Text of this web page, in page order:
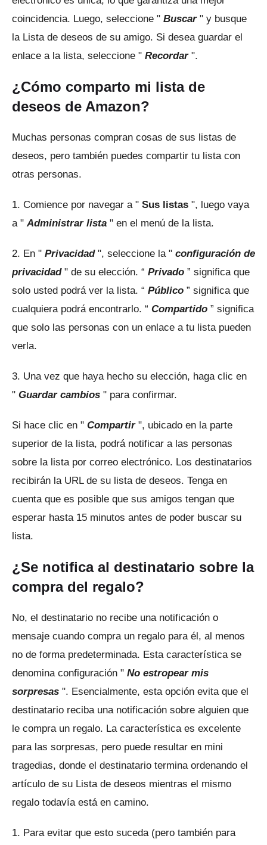
coincidencia. Luego, seleccione " Buscar" y busque
la Lista de deseos de su amigo. Si desea guardar el
enlace a la lista, seleccione " Recordar".
¿Cómo comparto mi lista de
deseos de Amazon?
Muchas personas compran cosas de sus listas de
deseos, pero también puedes compartir tu lista con
otras personas.
1. Comience por navegar a " Sus listas ", luego vaya
a "Administrar lista " en el menú de la lista.
2. En " Privacidad", seleccione la " configuración de
privacidad" de su elección. “ Privado ” significa que
solo usted podrá ver la lista. “ Público ” significa que
cualquiera podrá encontrarlo. “ Compartido ” significa
que solo las personas con un enlace a tu lista pueden
verla.
3. Una vez que haya hecho su elección, haga clic en
" Guardar cambios " para confirmar.
Si hace clic en " Compartir", ubicado en la parte
superior de la lista, podrá notificar a las personas
sobre la lista por correo electrónico. Los destinatarios
recibirán la URL de su lista de deseos. Tenga en
cuenta que es posible que sus amigos tengan que
esperar hasta 15 minutos antes de poder buscar su
lista.
¿Se notifica al destinatario sobre la
compra del regalo?
No, el destinatario no recibe una notificación o
mensaje cuando compra un regalo para él, al menos
no de forma predeterminada. Esta característica se
denomina configuración " No estropear mis
sorpresas ". Esencialmente, esta opción evita que el
destinatario reciba una notificación sobre alguien que
le compra un regalo. La característica es excelente
para las sorpresas, pero puede resultar en mini
tragedias, donde el destinatario termina ordenando el
artículo de su Lista de deseos mientras el mismo
regalo todavía está en camino.
1. Para evitar que esto suceda (pero también para